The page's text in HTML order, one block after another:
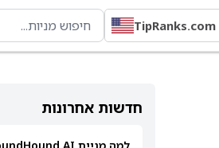
TipRanks.com
חדשות אחרונות